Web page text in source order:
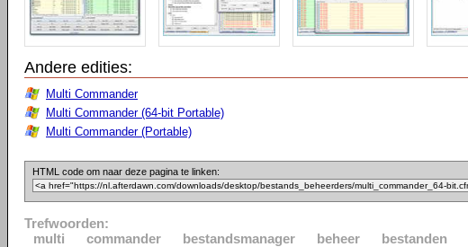
Andere edities:
Multi Commander
Multi Commander (64-bit Portable)
Multi Commander (Portable)
HTML code om naar deze pagina te linken:
Trefwoorden:
multi
commander bestandsmanager beheer bestanden